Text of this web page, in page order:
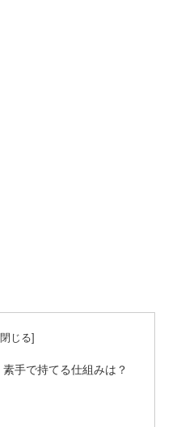
手で持てる仕組みは？